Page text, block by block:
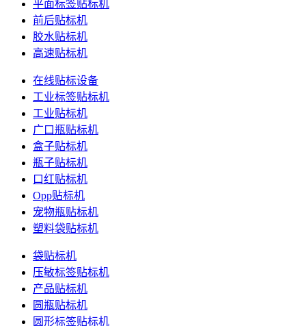
平面标签贴标机
前后贴标机
胶水贴标机
高速贴标机
在线贴标设备
工业标签贴标机
工业贴标机
广口瓶贴标机
盒子贴标机
瓶子贴标机
口红贴标机
Opp贴标机
宠物瓶贴标机
塑料袋贴标机
袋贴标机
压敏标签贴标机
产品贴标机
圆瓶贴标机
圆形标签贴标机